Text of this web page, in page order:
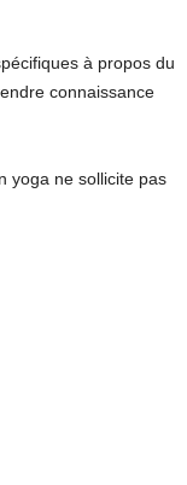
à propos du
connaissance
yoga ne sollicite pas